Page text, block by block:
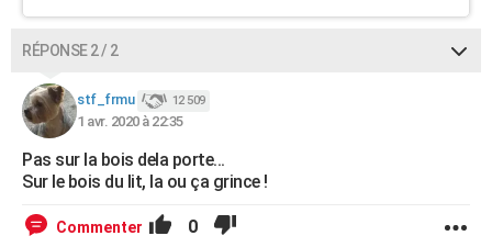
RÉPONSE 2 / 2
stf_frmu 12 509
1 avr. 2020 à 22:35
Pas sur la bois dela porte...
Sur le bois du lit, la ou ça grince !
Commenter 0